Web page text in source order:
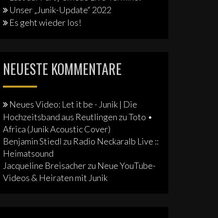
Unser „Junik-Update“ 2022
Es geht wieder los!
NEUESTE KOMMENTARE
Neues Video: Let it be - Junik | Die
Hochzeitsband aus Reutlingen zuToto •
Africa (Junik Acoustic Cover)
Benjamin Stiedl zu Radio Neckaralb Live ::
Heimatsound
Jacqueline Breisacherzu Neue YouTube-
Videos & Heiraten mit Junik